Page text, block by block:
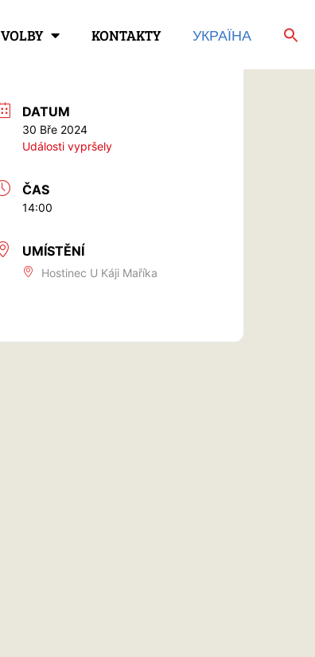
VOLBY KONTAKTY УКРАЇНА
DATUM
30 Bře 2024
Události vypršely
ČAS
14:00
UMÍSTĚNÍ
Hostinec U Káji Maříka